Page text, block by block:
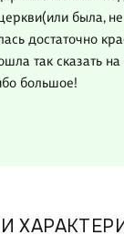
была,
достаточно
так сказать
большое!